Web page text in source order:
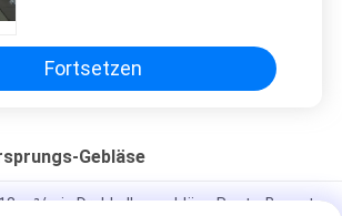
Fortsetzen
Gebläse
m³/min Drehkolbengebläse Roots-Bauart